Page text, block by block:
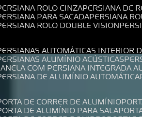
PERSIANA ROLO CINZA PERSIANA DE
PERSIANA PARA SACADA PERSIANA
PERSIANA ROLO DOUBLE VISION
PERSIANAS AUTOMÁTICAS INTERIOR
PERSIANAS ALUMÍNIO ACÚSTICAS
JANELA COM PERSIANA INTEGRADA
PERSIANA DE ALUMÍNIO AUTOMÁTICA
PORTA DE CORRER DE ALUMÍNIO
PORTA DE ALUMÍNIO PARA SALA